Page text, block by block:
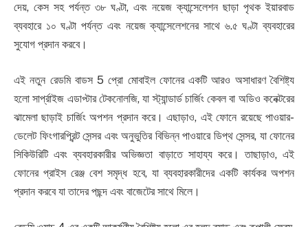
দেয়, কেস সহ পর্যন্ত ৩৮ ঘণ্টা, এবং নয়েজ ক্যান্সেলেশন ছাড়া পৃথক ইয়ারবাড
ব্যবহারে ১০ ঘণ্টা পর্যন্ত এবং নয়েজ ক্যান্সেলেশনের সাথে ৬.৫ ঘণ্টা ব্যবহারের
সুযোগ প্রদান করবে।
এই নতুন রেডমি বাডস 5 প্রো মোবাইল ফোনের একটি আরও অসাধারণ বৈশিষ্ট্য
হলো সার্প্রাইজ এডাপ্টার টেকনোলজি, যা স্ট্যান্ডার্ড চার্জিং কেবল বা অডিও কনেক্টরের
ঝামেলা ছাড়াই চার্জিং অপশন প্রদান করে। এছাড়াও, এই ফোনে রয়েছে পাওয়ার-
ডেলেট ফিংগারপ্রিন্ট সেন্সর এবং অনুভুতির বিভিন্ন পাওয়ারে ডিপ্থ সেন্সর, যা ফোনের
সিকিউরিটি এবং ব্যবহারকারীর অভিজ্ঞতা বাড়াতে সাহায্য করে। তাছাড়াও, এই
ফোনের প্রাইস রেঞ্জ বেশ সমৃদ্ধ হবে, যা ব্যবহারকারীদের একটি কার্যকর অপশন
প্রদান করবে যা তাদের পছন্দ এবং বাজেটের সাথে মিলে।